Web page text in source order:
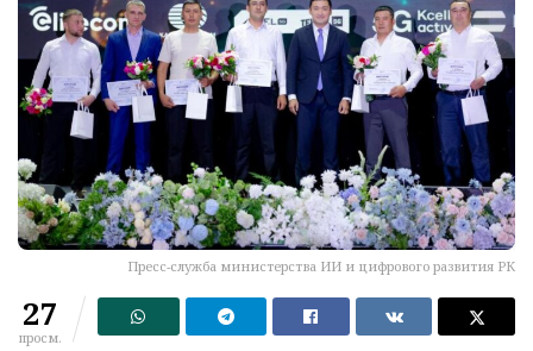
Пресс-служба министерства ИИ и цифрового развития РК
27
просм.